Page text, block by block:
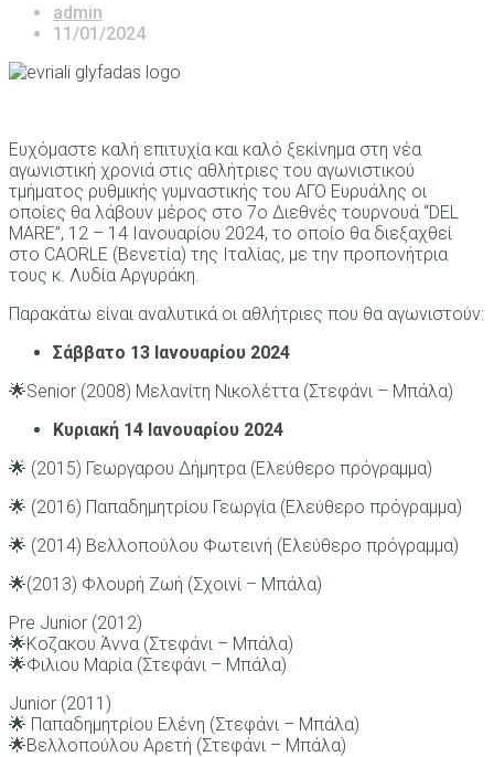
admin
11/01/2024
Ευχόμαστε καλή επιτυχία και καλό ξεκίνημα στη νέα
αγωνιστική χρονιά στις αθλήτριες του αγωνιστικού
τμήματος ρυθμικής γυμναστικής του ΑΓΟ Ευρυάλης οι
οποίες θα λάβουν μέρος στο 7ο Διεθνές τουρνουά “DEL
MARE”, 12 – 14 Ιανουαρίου 2024, το οποίο θα διεξαχθεί
στο CAORLE (Βενετία) της Ιταλίας, με την προπονήτρια
τους κ. Λυδία Αργυράκη.
Παρακάτω είναι αναλυτικά οι αθλήτριες που θα αγωνιστούν:
Σάββατο 13 Ιανουαρίου 2024
🌟Senior (2008) Μελανίτη Νικολέττα (Στεφάνι – Μπάλα)
Κυριακή 14 Ιανουαρίου 2024
🌟 (2015) Γεωργαρου Δήμητρα (Ελεύθερο πρόγραμμα)
🌟 (2016) Παπαδημητρίου Γεωργία (Ελεύθερο πρόγραμμα)
🌟 (2014) Βελλοπούλου Φωτεινή (Ελεύθερο πρόγραμμα)
🌟(2013) Φλουρή Ζωή (Σχοινί – Μπάλα)
Pre Junior (2012)
🌟Κοζακου Άννα (Στεφάνι – Μπάλα)
🌟Φιλιου Μαρία (Στεφάνι – Μπάλα)
Junior (2011)
🌟 Παπαδημητρίου Ελένη (Στεφάνι – Μπάλα)
🌟Βελλοπούλου Αρετή (Στεφάνι – Μπάλα)